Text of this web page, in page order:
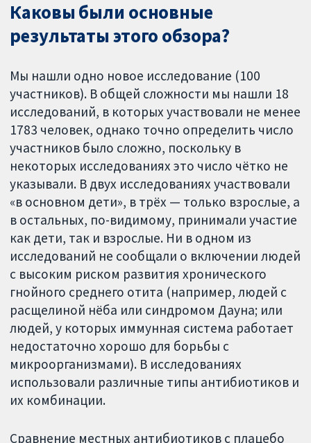
Каковы были основные
результаты этого обзора?
Мы нашли одно новое исследование (100
участников). В общей сложности мы нашли 18
исследований, в которых участвовали не менее
1783 человек, однако точно определить число
участников было сложно, поскольку в
некоторых исследованиях это число чётко не
указывали. В двух исследованиях участвовали
«в основном дети», в трёх — только взрослые, а
в остальных, по-видимому, принимали участие
как дети, так и взрослые. Ни в одном из
исследований не сообщали о включении людей
с высоким риском развития хронического
гнойного среднего отита (например, людей с
расщелиной нёба или синдромом Дауна; или
людей, у которых иммунная система работает
недостаточно хорошо для борьбы с
микроорганизмами). В исследованиях
использовали различные типы антибиотиков и
их комбинации.
Сравнение местных антибиотиков с плацебо